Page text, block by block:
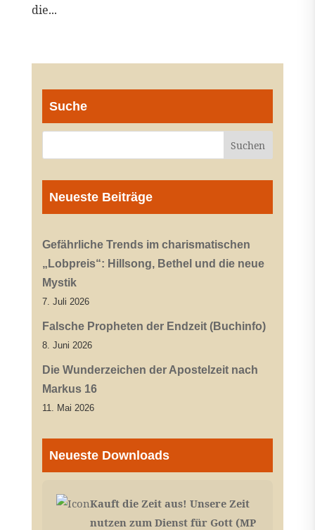
die...
Suche
Neueste Beiträge
Gefährliche Trends im charismatischen
„Lobpreis“: Hillsong, Bethel und die neue
Mystik
7. Juli 2026
Falsche Propheten der Endzeit (Buchinfo)
8. Juni 2026
Die Wunderzeichen der Apostelzeit nach
Markus 16
11. Mai 2026
Neueste Downloads
Kauft die Zeit aus! Unsere Zeit
nutzen zum Dienst für Gott (MP